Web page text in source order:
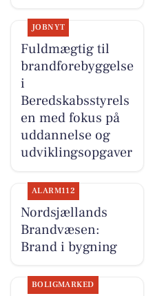
JOBNYT
Fuldmægtig til
brandforebyggelse
i
Beredskabsstyrels
en med fokus på
uddannelse og
udviklingsopgaver
ALARM112
Nordsjællands
Brandvæsen:
Brand i bygning
BOLIGMARKED